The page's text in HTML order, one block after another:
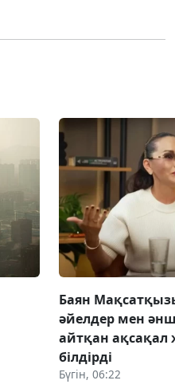
Баян
әйелдер мен
айтқан ақсақал
білдірді
Бүгін, 06:22